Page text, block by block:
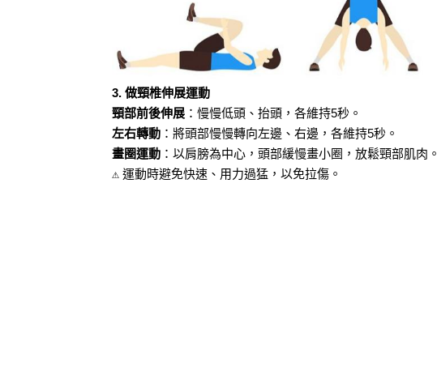
3. 做頸椎伸展運動
頸部前後伸展 ：慢慢低頭、抬頭，各維持5秒。
左右轉動 ：將頭部慢慢轉向左邊、右邊，各維持5秒。
畫圈運動 ：以肩膀為中心，頭部緩慢畫小圈，放鬆頸部肌肉。
⚠ 運動時避免快速、用力過猛，以免拉傷。